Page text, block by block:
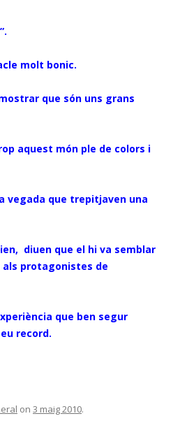
molt bonic.
que són uns grans
aquest món ple de colors i
vegada que trepitjaven una
diuen que el hi va semblar
protagonistes de
que ben segur
record.
on 3 maig 2010.